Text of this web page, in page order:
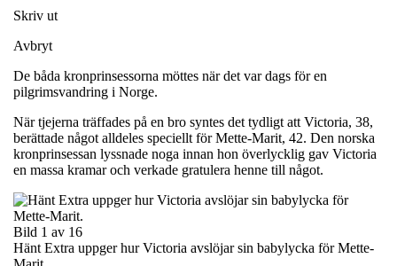
Skriv ut
Avbryt
De båda kronprinsessorna möttes när det var dags för en
pilgrimsvandring i Norge.
När tjejerna träffades på en bro syntes det tydligt att Victoria, 38,
berättade något alldeles speciellt för Mette-Marit, 42. Den norska
kronprinsessan lyssnade noga innan hon överlycklig gav Victoria
en massa kramar och verkade gratulera henne till något.
Bild 1 av 16
Hänt Extra uppger hur Victoria avslöjar sin babylycka för Mette-